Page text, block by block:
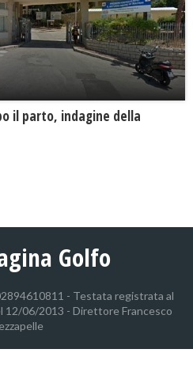
il parto, indagine della
Golfo
- Testata registrata al
12/06/2013 - Direttore Francesco